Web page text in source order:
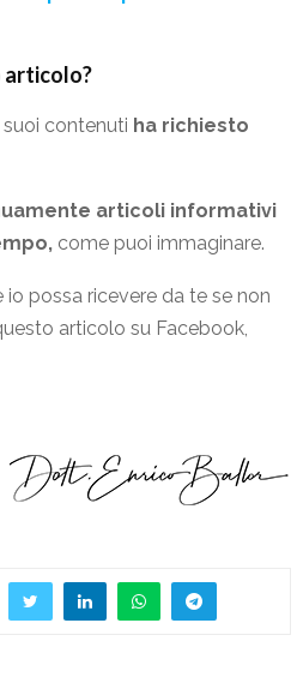
articolo?
contenuti ha richiesto
articoli informativi
come puoi immaginare.
io possa ricevere da te se non
articolo su Facebook,